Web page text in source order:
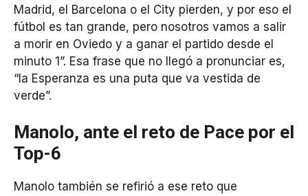
Madrid, el Barcelona o el City pierden, y por eso el
fútbol es tan grande, pero nosotros vamos a salir
a morir en Oviedo y a ganar el partido desde el
minuto 1”. Esa frase que no llegó a pronunciar es,
“la Esperanza es una puta que va vestida de
verde”.
Manolo, ante el reto de Pace por el
Top-6
Manolo también se refirió a ese reto que